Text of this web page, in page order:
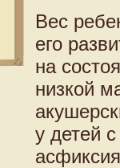
Вес
его
на
низкой
у детей